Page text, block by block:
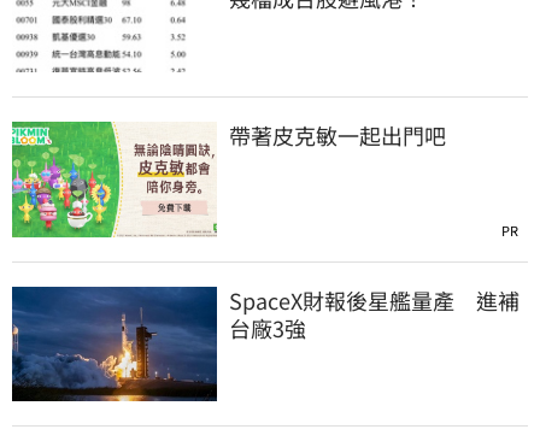
帶著皮克敏一起出門吧
PR
SpaceX財報後星艦量產 進補
台廠3強